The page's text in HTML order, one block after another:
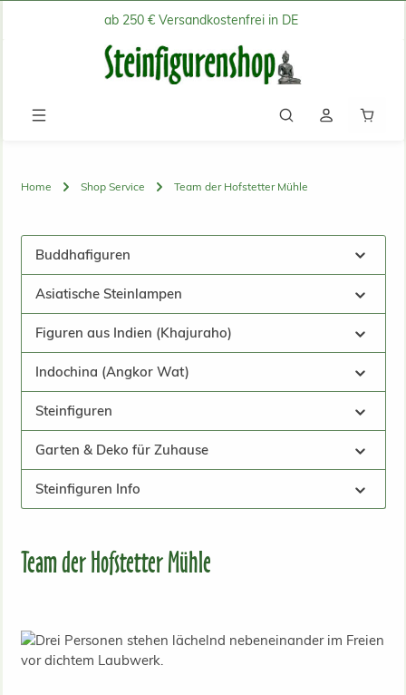
Zum Hauptinhalt springenab 250 € Versandkostenfrei in DE
Home Shop Service Team der Hofstetter Mühle
Buddhafiguren
Asiatische Steinlampen
Figuren aus Indien (Khajuraho)
Indochina (Angkor Wat)
Steinfiguren
Garten & Deko für Zuhause
Steinfiguren Info
Team der Hofstetter Mühle